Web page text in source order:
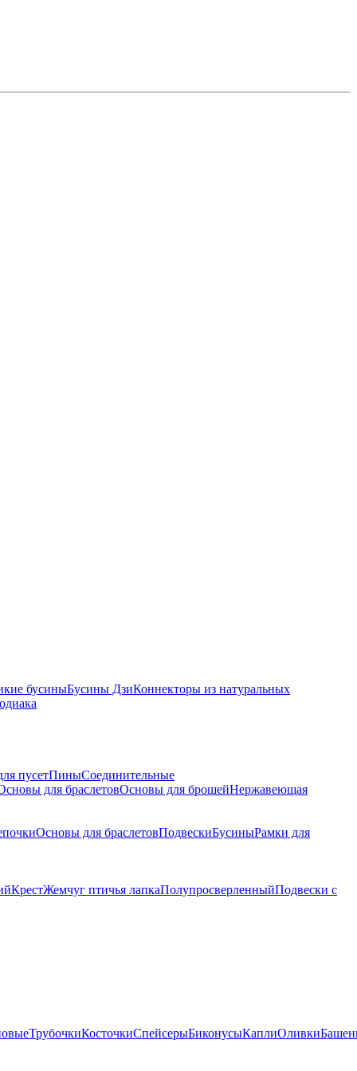
бусиныБусины ДзиКоннекторы из натуральных
пусетПиныСоединительные
для браслетовОсновы для брошейНержавеющая
Основы для браслетовПодвескиБусиныРамки для
КрестЖемчуг птичья лапкаПолупросверленныйПодвески с
ТрубочкиКосточкиСпейсерыБиконусыКаплиОливки